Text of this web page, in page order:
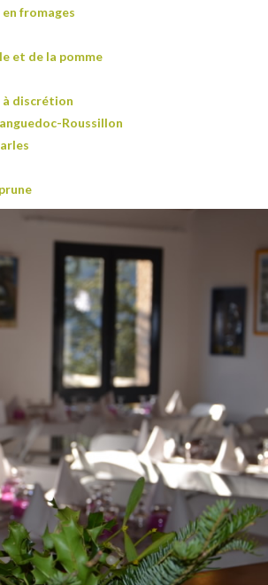
fromages
et de la pomme
à discrétion
Roussillon